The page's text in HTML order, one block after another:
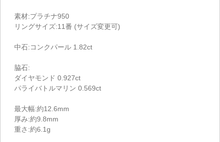
素材:プラチナ950
リングサイズ:11番 (サイズ変更可)
中石:コンクパール 1.82ct
脇石:
ダイヤモンド 0.927ct
パライバトルマリン 0.569ct
最大幅:約12.6mm
厚み:約9.8mm
重さ:約6.1g